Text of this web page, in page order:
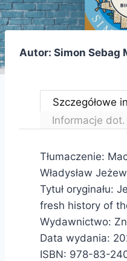
Autor: Simon Sebag
Szczegółowe
Informacje
Tłumaczenie:
Władysław
Tytuł oryginału:
fresh history of
Wydawnictwo:
Data wydania:
ISBN: 978-83-